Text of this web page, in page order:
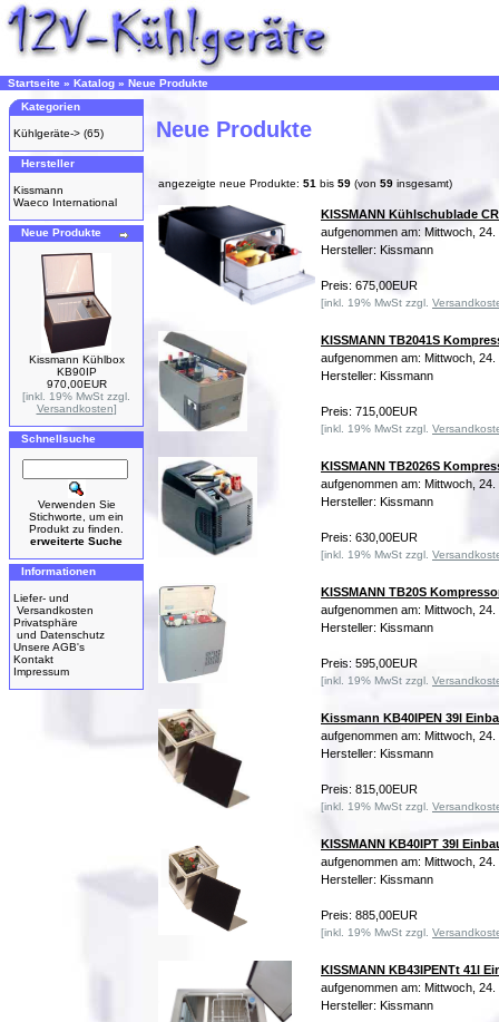
Startseite » Katalog » Neue Produkte
Kategorien
Kühlgeräte-> (65)
Hersteller
Kissmann
Waeco International
Neue Produkte
Kissmann Kühlbox
KB90IP
970,00EUR
[inkl. 19% MwSt zzgl.
Versandkosten]
Schnellsuche
Verwenden Sie
Stichworte, um ein
Produkt zu finden.
erweiterte Suche
Informationen
Liefer- und
Versandkosten
Privatsphäre
und Datenschutz
Unsere AGB's
Kontakt
Impressum
Neue Produkte
angezeigte neue Produkte: 51 bis 59 (von 59 insgesamt)
KISSMANN Kühlschublade
aufgenommen am: Mittwoch,
Hersteller: Kissmann
Preis: 675,00EUR
[inkl. 19% MwSt zzgl.
KISSMANN TB2041S
aufgenommen am: Mittwoch,
Hersteller: Kissmann
Preis: 715,00EUR
[inkl. 19% MwSt zzgl.
KISSMANN TB2026S
aufgenommen am: Mittwoch,
Hersteller: Kissmann
Preis: 630,00EUR
[inkl. 19% MwSt zzgl.
KISSMANN TB20S
aufgenommen am: Mittwoch,
Hersteller: Kissmann
Preis: 595,00EUR
[inkl. 19% MwSt zzgl.
Kissmann KB40IPEN 39l
aufgenommen am: Mittwoch,
Hersteller: Kissmann
Preis: 815,00EUR
[inkl. 19% MwSt zzgl.
KISSMANN KB40IPT 39l
aufgenommen am: Mittwoch,
Hersteller: Kissmann
Preis: 885,00EUR
[inkl. 19% MwSt zzgl.
KISSMANN KB43IPENTt 41l
aufgenommen am: Mittwoch,
Hersteller: Kissmann